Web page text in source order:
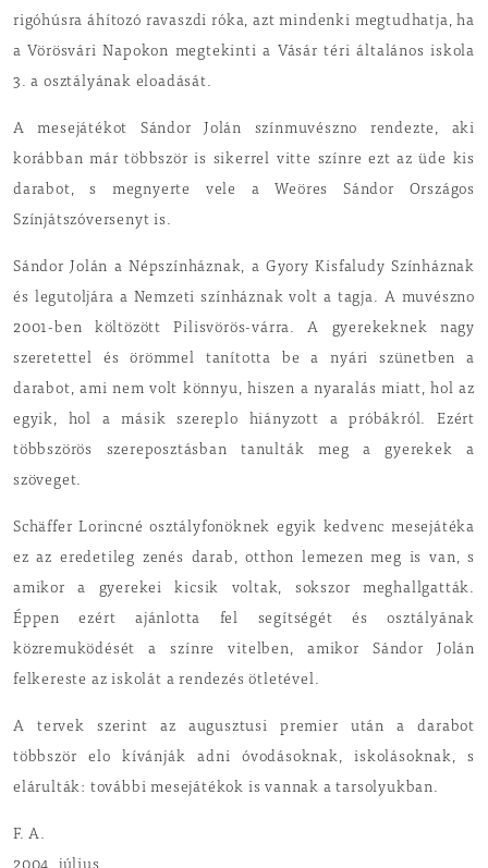
rigóhúsra áhítozó ravaszdi róka, azt mindenki megtudhatja, ha
a Vörösvári Napokon megtekinti a Vásár téri általános iskola
3. a osztályának eloadását.
A mesejátékot Sándor Jolán színmuvészno rendezte, aki
korábban már többször is sikerrel vitte színre ezt az üde kis
darabot, s megnyerte vele a Weöres Sándor Országos
Színjátszóversenyt is.
Sándor Jolán a Népszínháznak, a Gyory Kisfaludy Színháznak
és legutoljára a Nemzeti színháznak volt a tagja. A muvészno
2001-ben költözött Pilisvörös-várra. A gyerekeknek nagy
szeretettel és örömmel tanította be a nyári szünetben a
darabot, ami nem volt könnyu, hiszen a nyaralás miatt, hol az
egyik, hol a másik szereplo hiányzott a próbákról. Ezért
többszörös szereposztásban tanulták meg a gyerekek a
szöveget.
Schäffer Lorincné osztályfonöknek egyik kedvenc mesejátéka
ez az eredetileg zenés darab, otthon lemezen meg is van, s
amikor a gyerekei kicsik voltak, sokszor meghallgatták.
Éppen ezért ajánlotta fel segítségét és osztályának
közremuködését a színre vitelben, amikor Sándor Jolán
felkereste az iskolát a rendezés ötletével.
A tervek szerint az augusztusi premier után a darabot
többször elo kívánják adni óvodásoknak, iskolásoknak, s
elárulták: további mesejátékok is vannak a tarsolyukban.
F. A.